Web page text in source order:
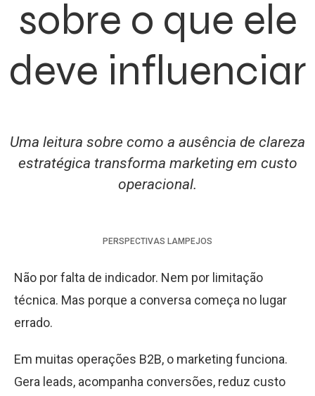
sobre o que ele
deve influenciar
Uma leitura sobre como a ausência de clareza
estratégica transforma marketing em custo
operacional.
PERSPECTIVAS LAMPEJOS
Não por falta de indicador. Nem por limitação
técnica. Mas porque a conversa começa no lugar
errado.
Em muitas operações B2B, o marketing funciona.
Gera leads, acompanha conversões, reduz custo